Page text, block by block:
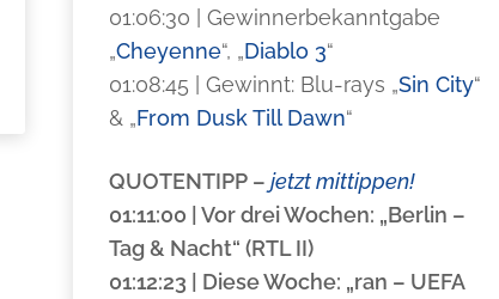
01:06:30 | Gewinnerbekanntgabe
„Cheyenne“, „Diablo 3“
01:08:45 | Gewinnt: Blu-rays „Sin City“
& „From Dusk Till Dawn“
QUOTENTIPP– jetzt mittippen!
01:11:00 | Vor drei Wochen: „Berlin –
Tag & Nacht“ (RTL II)
01:12:23 | Diese Woche: „ran – UEFA